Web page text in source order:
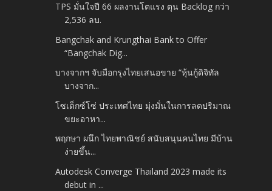
TPS มั่นใจปี 66 ผลงานโตแรง ตุน Backlog กว่า
2,536 ลบ.
Bangchak and Krungthai Bank to Offer
“Bangchak Dig...
บางจากฯ จับมือกรุงไทยเสนอขาย “หุ้นกู้ดิจิทัล
บางจาก...
โซเด็กซ์โซ่ ประเทศไทย มุ่งมั่นในการลดปริมาณ
ขยะอาหา...
พฤกษา ผนึก ไทยพาณิชย์ สนับสนุนคนไทย มีบ้าน
ง่ายขึ้น...
Autodesk Converge Thailand 2023 made its
debut in ...